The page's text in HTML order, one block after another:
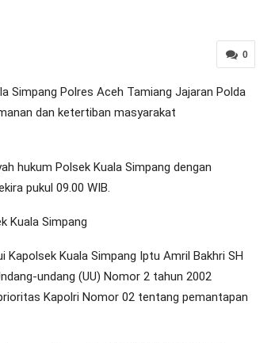
0
Simpang Polres Aceh Tamiang Jajaran Polda
dan ketertiban masyarakat
hukum Polsek Kuala Simpang dengan
pukul 09.00 WIB.
Kuala Simpang
Kapolsek Kuala Simpang Iptu Amril Bakhri SH
undang (UU) Nomor 2 tahun 2002
Kapolri Nomor 02 tentang pemantapan